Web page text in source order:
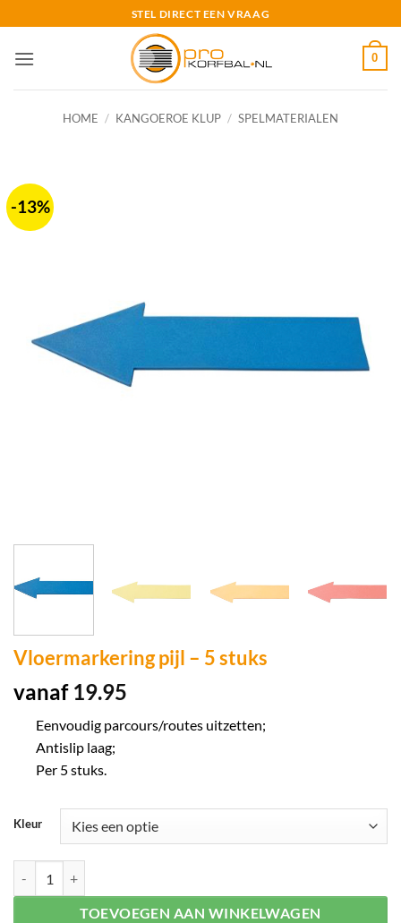
naar
inhoud
STEL DIRECT EEN VRAAG
0
HOME / KANGOEROE KLUP / SPELMATERIALEN
-13%
Vloermarkering pijl – 5 stuks
vanaf 19.95
Eenvoudig parcours/routes uitzetten;
Antislip laag;
Per 5 stuks.
Kleur
TOEVOEGEN AAN WINKELWAGEN